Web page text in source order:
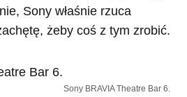
Sony właśnie rzuca
żeby coś z tym zrobić.
Sony BRAVIA Theatre Bar 6.